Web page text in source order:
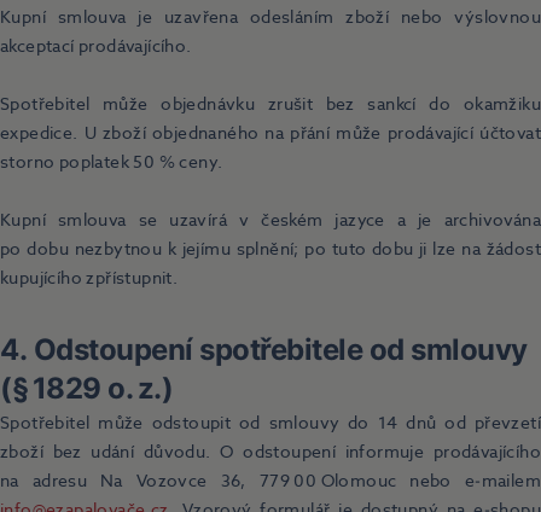
Kupní smlouva je uzavřena odesláním zboží nebo výslovnou
akceptací prodávajícího.
Spotřebitel může objednávku zrušit bez sankcí do okamžiku
expedice. U zboží objednaného na přání může prodávající účtovat
storno poplatek 50 % ceny.
Kupní smlouva se uzavírá v českém jazyce a je archivována
po dobu nezbytnou k jejímu splnění; po tuto dobu ji lze na žádost
kupujícího zpřístupnit.
4. Odstoupení spotřebitele od smlouvy
(§ 1829 o. z.)
Spotřebitel může odstoupit od smlouvy do 14 dnů od převzetí
zboží bez udání důvodu. O odstoupení informuje prodávajícího
na adresu Na Vozovce 36, 779 00 Olomouc nebo e‑mailem